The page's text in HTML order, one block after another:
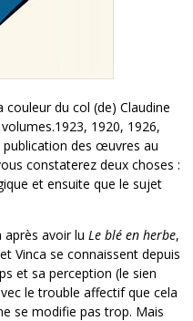
couleur du col (de) Claudine
1920, 1926,
des œuvres au
constaterez deux choses :
et ensuite que le sujet
après avoir lu Le blé en herbe,
Vinca se connaissent depuis
et sa perception (le sien
le trouble affectif que cela
se modifie pas trop. Mais